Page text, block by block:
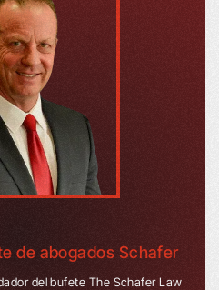
de abogados Schafer
del bufete The Schafer Law